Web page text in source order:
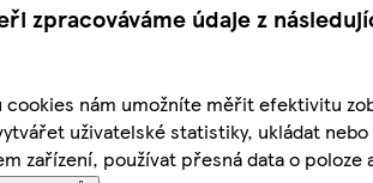
zpracováváme údaje z
cookies nám umožníte měřit efektivitu
uživatelské statistiky, ukládat
zařízení, používat přesná data o poloze